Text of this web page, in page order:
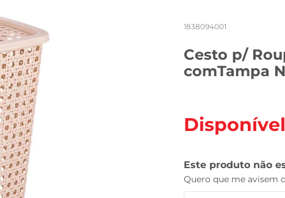
1838094001
Cesto p/
comTampa
café
cerveja
frango
leite
vinho